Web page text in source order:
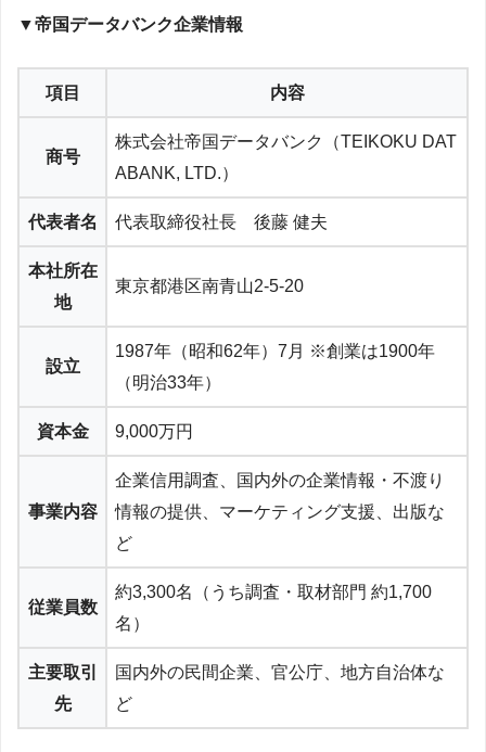
▼帝国データバンク企業情報
項目 内容
商号
株式会社帝国データバンク（TEIKOKU DAT
ABANK, LTD.）
代表者名 代表取締役社長 後藤 健夫
本社所在
地
東京都港区南青山2-5-20
設立
1987年（昭和62年）7月 ※創業は1900年
（明治33年）
資本金 9,000万円
事業内容
企業信用調査、国内外の企業情報・不渡り
情報の提供、マーケティング支援、出版な
ど
従業員数
約3,300名（うち調査・取材部門 約1,700
名）
主要取引
先
国内外の民間企業、官公庁、地方自治体な
ど